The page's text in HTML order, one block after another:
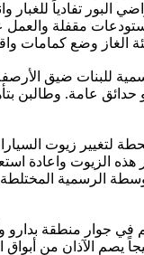
البور تفادياً
مقفلة والعمل
الغاز وضع كمامات
للبنات ضيق
عامة. وطالبن
لتغيير زيوت
هذه الزيوت واعادة
الرسمية
جوار منطقة بدارو
يصم الآذان من